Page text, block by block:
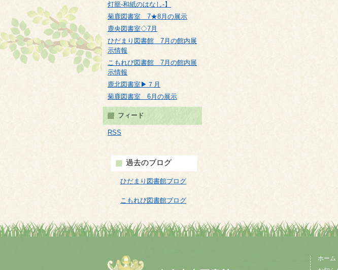
灯籠-和紙のはなし-】
菊鹿図書室 7★8月の展示
鹿央図書室◇7月
ひだまり図書館 7月の館内展
示情報
こもれび図書館 7月の館内展
示情報
鹿北図書室▶７月
菊鹿図書室 6月の展示
フィード
RSS
過去のブログ
ひだまり図書館ブログ
こもれび図書館ブログ
ホーム